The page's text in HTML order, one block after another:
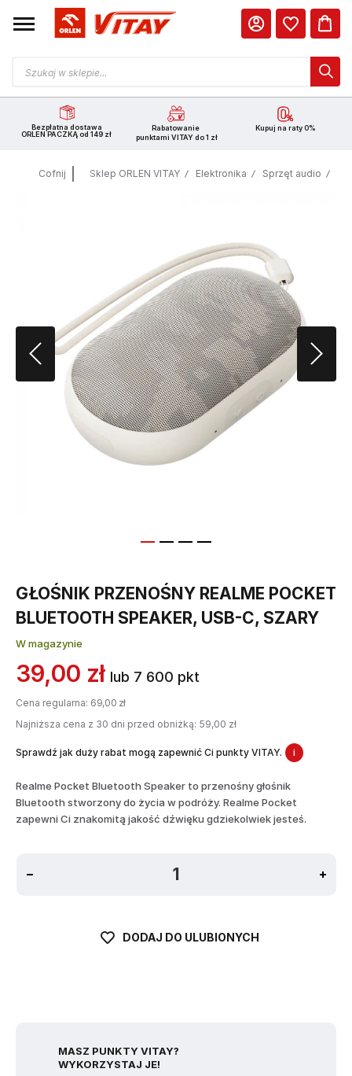
Bezpłatna dostawa
ORLEN PACZKĄ od 149 zł
Rabatowanie
punktami VITAY do 1 zł
Kupuj na raty 0%
Cofnij Sklep ORLEN VITAY Elektronika Sprzęt audio
GŁOŚNIK PRZENOŚNY REALME POCKET
BLUETOOTH SPEAKER, USB-C, SZARY
W magazynie
39,00 zł lub 7 600 pkt
Cena regularna: 69,00 zł
Najniższa cena z 30 dni przed obniżką: 59,00 zł
Sprawdź jak duży rabat mogą zapewnić Ci punkty VITAY. i
Realme Pocket Bluetooth Speaker to przenośny głośnik
Bluetooth stworzony do życia w podróży. Realme Pocket
zapewni Ci znakomitą jakość dźwięku gdziekolwiek jesteś.
DODAJ DO ULUBIONYCH
MASZ PUNKTY VITAY?
WYKORZYSTAJ JE!